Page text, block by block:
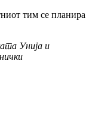
тим се планира
Унија и